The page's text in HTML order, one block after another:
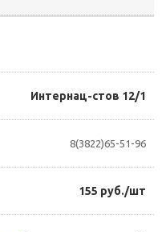
Интернац-стов 12/1
8(3822)65-51-96
155 руб./шт